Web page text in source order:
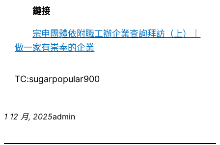
鏈接
宗申團體依附職工辦企業查詢拜訪（上）｜
做一家有崇奉的企業
TC:sugarpopular900
1 12 月, 2025admin